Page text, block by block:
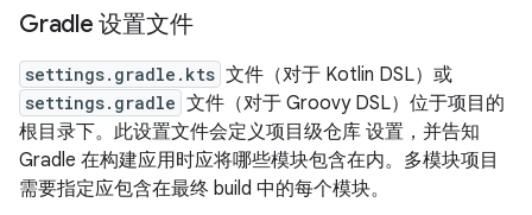
Gradle 设置文件
settings.gradle.kts 文件（对于 Kotlin DSL）或
settings.gradle 文件（对于 Groovy DSL）位于项目的
根目录下。此设置文件会定义项目级仓库 设置，并告知
Gradle 在构建应用时应将哪些模块包含在内。多模块项目
需要指定应包含在最终 build 中的每个模块。